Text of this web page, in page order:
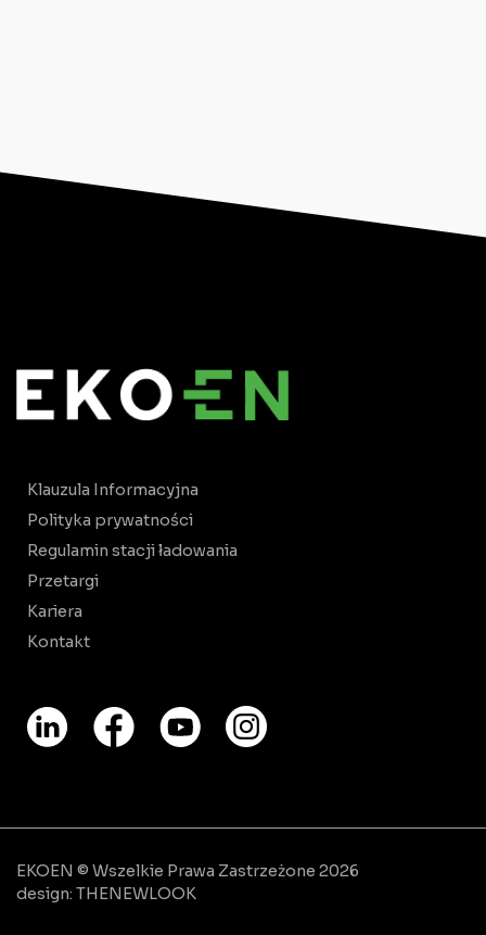
Klauzula Informacyjna
Polityka prywatności
Regulamin stacji ładowania
Przetargi
Kariera
Kontakt
EKOEN © Wszelkie Prawa Zastrzeżone 2026
design: THENEWLOOK